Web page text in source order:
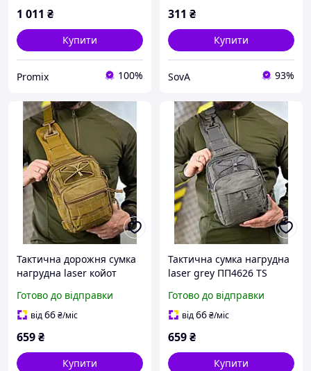
1 011 ₴
Купити
Promix 100%
311 ₴
Купити
SovA 93%
Тактична дорожня сумка
нагрудна laser койот
Готово до відправки
від66₴/міс
659₴
Купити
Тактична сумка нагрудна
laser grey ПП4626 TS
Готово до відправки
від66₴/міс
659₴
Купити